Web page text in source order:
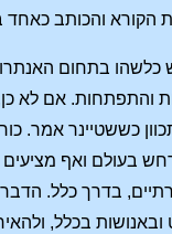
והכותב כאחד
בתחום
והתפתחות. אם לא כן,
כששטיינר אמר.
בעולם ואף מציעים
בדרך כלל.
בכלל,